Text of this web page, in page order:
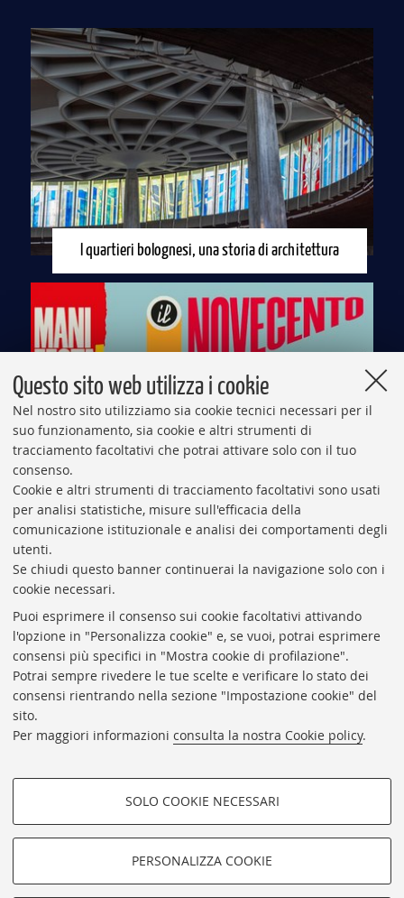
Questo sito web utilizza i cookie
Nel nostro sito utilizziamo sia cookie tecnici necessari per il
suo funzionamento, sia cookie e altri strumenti di
tracciamento facoltativi che potrai attivare solo con il tuo
consenso.
Cookie e altri strumenti di tracciamento facoltativi sono usati
per analisi statistiche, misure sull'efficacia della
comunicazione istituzionale e analisi dei comportamenti degli
utenti.
Se chiudi questo banner continuerai la navigazione solo con i
cookie necessari.
Puoi esprimere il consenso sui cookie facoltativi attivando
l'opzione in "Personalizza cookie" e, se vuoi, potrai esprimere
consensi più specifici in "Mostra cookie di profilazione".
Potrai sempre rivedere le tue scelte e verificare lo stato dei
consensi rientrando nella sezione "Impostazione cookie" del
sito.
Per maggiori informazioni consulta la nostra Cookie policy.
COOKIE DI PROFILAZIONE -
FACOLTATIVI
navigazione degli utenti, creare profili in base al loro comportamento
SOLO COOKIE NECESSARI
PERSONALIZZA COOKIE
I quartieri bolognesi, una storia di architettura
Torna “Manifesta”, la Cgil festeggia 120 anni
Redazione
Contatti
©Copyright 2023 - Giornale del Master in Giornalismo
dell'Università di Bologna - Pubblicazione registrata al